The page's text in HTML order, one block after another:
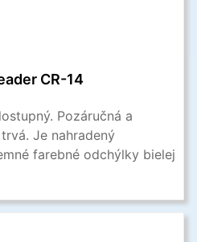
CR-14
Pozáručná a
Je nahradený
farebné odchýlky bielej